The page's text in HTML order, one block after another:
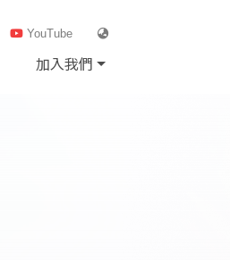
YouTube
加入我們